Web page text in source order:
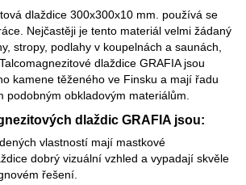
dlaždice 300x300x10 mm. používá se
Nejčastěji je tento materiál velmi žádaný
stropy, podlahy v koupelnách a saunách,
dlaždice GRAFIA jsou
kamene těženého ve Finsku a mají řadu
podobným obkladovým materiálům.
dlaždic GRAFIA jsou:
vlastností mají mastkové
dobrý vizuální vzhled a vypadají skvěle
řešení.